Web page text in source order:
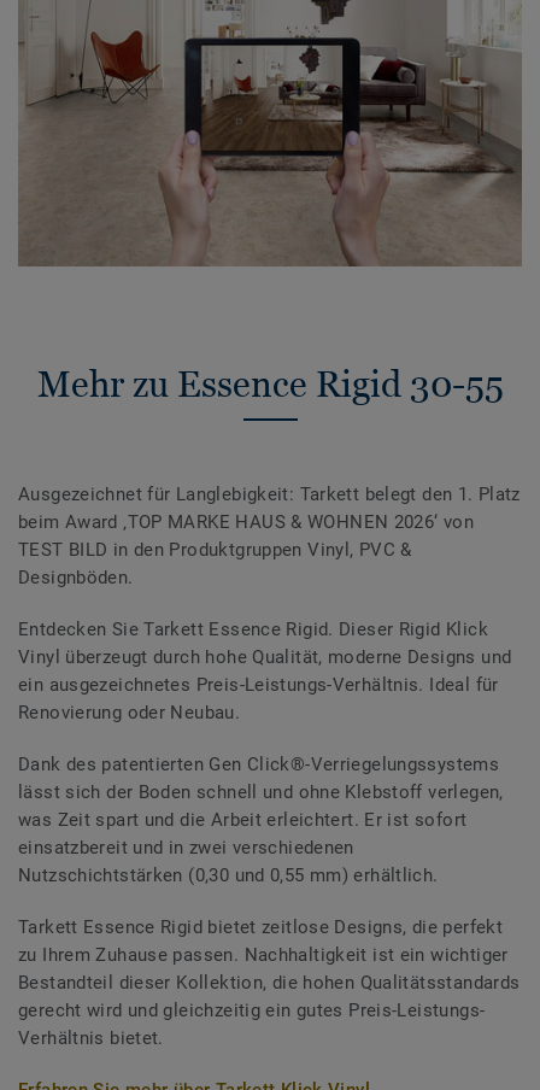
Mehr zu Essence Rigid 30-55
Ausgezeichnet für Langlebigkeit: Tarkett belegt den 1. Platz
beim Award ‚TOP MARKE HAUS & WOHNEN 2026‘ von
TEST BILD in den Produktgruppen Vinyl, PVC &
Designböden.
Entdecken Sie Tarkett Essence Rigid. Dieser Rigid Klick
Vinyl überzeugt durch hohe Qualität, moderne Designs und
ein ausgezeichnetes Preis-Leistungs-Verhältnis. Ideal für
Renovierung oder Neubau.
Dank des patentierten Gen Click®-Verriegelungssystems
lässt sich der Boden schnell und ohne Klebstoff verlegen,
was Zeit spart und die Arbeit erleichtert. Er ist sofort
einsatzbereit und in zwei verschiedenen
Nutzschichtstärken (0,30 und 0,55 mm) erhältlich.
Tarkett Essence Rigid bietet zeitlose Designs, die perfekt
zu Ihrem Zuhause passen. Nachhaltigkeit ist ein wichtiger
Bestandteil dieser Kollektion, die hohen Qualitätsstandards
gerecht wird und gleichzeitig ein gutes Preis-Leistungs-
Verhältnis bietet.